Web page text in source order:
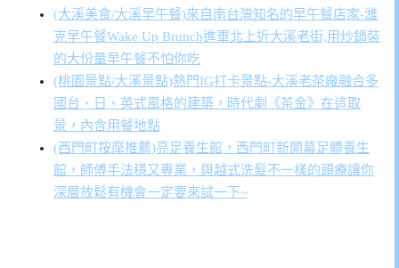
(大溪美食/大溪早午餐)來自南台灣知名的早午餐店家-濰
克早午餐Wake Up Brunch進軍北上近大溪老街,用炒鍋裝
的大份量早午餐不怕你吃
(桃園景點/大溪景點)熱門IG打卡景點-大溪老茶廠融合多
國台、日、英式風格的建築，時代劇《茶金》在這取
景，內含用餐地點
(西門町按摩推薦)亮足養生館，西門町新開幕足體養生
館，師傅手法穩又專業，與越式洗髮不一樣的頭療讓你
深層放鬆有機會一定要來試一下~